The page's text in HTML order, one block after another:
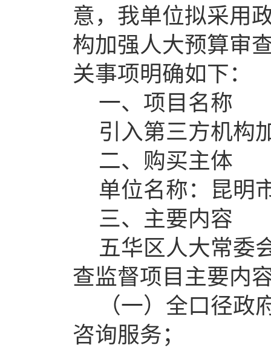
意，我单位拟采用
构加强人大预算审
关事项明确如下：
一、项目名称
引入第三方机构
二、购买主体
单位名称：
昆明
三、主要内容
五华区人大常委
查监督项目主要内
（一）全口径
咨询服务；